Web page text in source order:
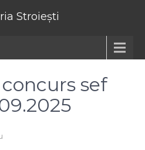
Stroiești
sef